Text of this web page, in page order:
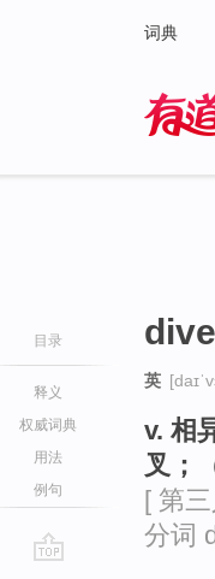
词典
目录
释义
权威词典
用法
例句
英
v. 相
叉；
[ 第
分词